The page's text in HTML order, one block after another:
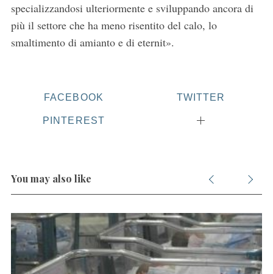
specializzandosi ulteriormente e sviluppando ancora di
più il settore che ha meno risentito del calo, lo
smaltimento di amianto e di eternit».
FACEBOOK TWITTER
PINTEREST
You may also like